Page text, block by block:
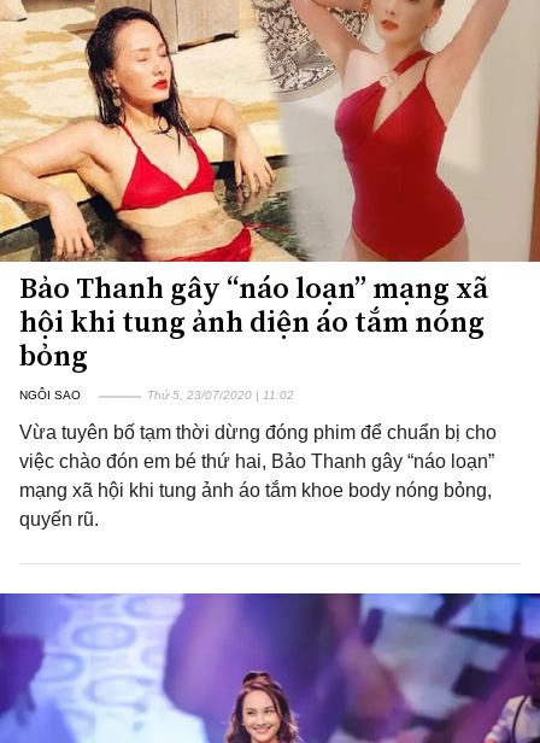
Bảo Thanh gây “náo loạn” mạng xã
hội khi tung ảnh diện áo tắm nóng
bỏng
NGÔI SAO Thứ 5, 23/07/2020 | 11:02
Vừa tuyên bố tạm thời dừng đóng phim để chuẩn bị cho
việc chào đón em bé thứ hai, Bảo Thanh gây “náo loạn”
mạng xã hội khi tung ảnh áo tắm khoe body nóng bỏng,
quyến rũ.